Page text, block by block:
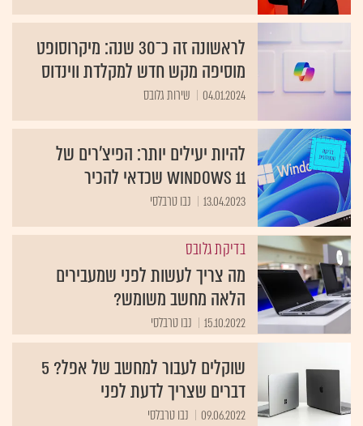
לראשונה זה כ־30 שנה: מיקרוסופט
מוסיפה מקש חדש למקלדת ווינדוס
04.01.2024 שירות גלובס
להיות יעילים יותר: הפיצ'רים של
Windows 11 שכדאי להכיר
13.04.2023 נבו טרבלסי
בדיקת גלובס
מה צריך לעשות לפני שמעבירים
הלאה מחשב משומש?
15.10.2022 נבו טרבלסי
שוקלים לעבור למחשב של אפל? 5
דברים שצריך לדעת לפני
09.06.2022 נבו טרבלסי